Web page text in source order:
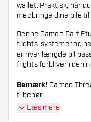
wallet. Praktisk, når
medbringe dine pile
Denne Cameo Dart
flights-systemer og
enhver længde pil
flights forbliver i den
Bemærk! Cameo
tilbehør
Læs mere